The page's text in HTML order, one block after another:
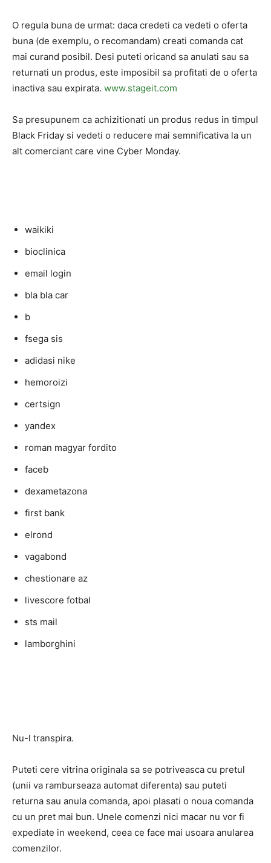
O regula buna de urmat: daca credeti ca vedeti o oferta
buna (de exemplu, o recomandam) creati comanda cat
mai curand posibil. Desi puteti oricand sa anulati sau sa
returnati un produs, este imposibil sa profitati de o oferta
inactiva sau expirata. www.stageit.com
Sa presupunem ca achizitionati un produs redus in timpul
Black Friday si vedeti o reducere mai semnificativa la un
alt comerciant care vine Cyber ​​Monday.
waikiki
bioclinica
email login
bla bla car
b
fsega sis
adidasi nike
hemoroizi
certsign
yandex
roman magyar fordito
faceb
dexametazona
first bank
elrond
vagabond
chestionare az
livescore fotbal
sts mail
lamborghini
Nu-l transpira.
Puteti cere vitrina originala sa se potriveasca cu pretul
(unii va ramburseaza automat diferenta) sau puteti
returna sau anula comanda, apoi plasati o noua comanda
cu un pret mai bun. Unele comenzi nici macar nu vor fi
expediate in weekend, ceea ce face mai usoara anularea
comenzilor.